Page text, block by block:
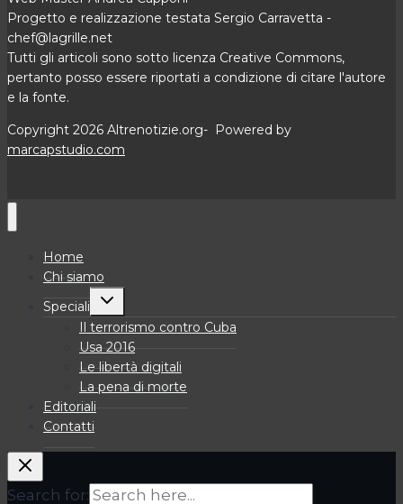
Progetto e realizzazione testata Sergio Carravetta -
chef@lagrille.net
Tutti gli articoli sono sotto licenza Creative Commons,
pertanto posso essere riportati a condizione di citare l'autore
e la fonte.
Copyright 2026 Altrenotizie.org- Powered by
marcapstudio.com
Home
Chi siamo
Speciali
Alterna
menu
figlio
Il terrorismo contro Cuba
Usa 2016
Le libertà digitali
La pena di morte
Editoriali
Contatti
Search for: